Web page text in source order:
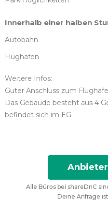
Innerhalb einer halben
Autobahn
Flughafen
Weitere Infos:
Guter Anschluss zum
Das Gebäude besteht aus 4
befindet sich im EG
Alle Büros bei shareDnC
Deine Anfrage